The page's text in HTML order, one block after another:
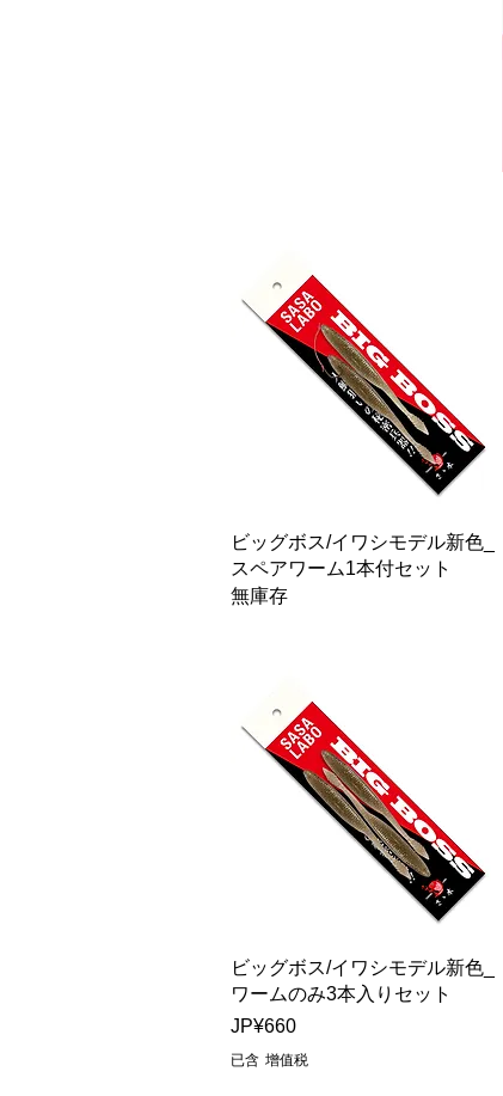
快速瀏覽
ビッグボス/イワシモデル新色_
スペアワーム1本付セット
無庫存
快速瀏覽
ビッグボス/イワシモデル新色_
ワームのみ3本入りセット
價格
JP¥660
已含 增值税